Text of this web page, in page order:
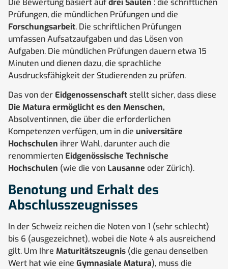
Die Bewertung basiert aufdrei Säulen : die schriftlichen
Prüfungen, die mündlichen Prüfungen und die
Forschungsarbeit. Die schriftlichen Prüfungen
umfassen Aufsatzaufgaben und das Lösen von
Aufgaben. Die mündlichen Prüfungen dauern etwa 15
Minuten und dienen dazu, die sprachliche
Ausdrucksfähigkeit der Studierenden zu prüfen.
Das von der Eidgenossenschaftstellt sicher, dass diese
Die Matura ermöglicht es den Menschen,
Absolventinnen, die über die erforderlichen
Kompetenzen verfügen, um in die universitäre
Hochschulen ihrer Wahl, darunter auch die
renommierten Eidgenössische Technische
Hochschulen (wie die von Lausanne oder Zürich).
Benotung und Erhalt des
Abschlusszeugnisses
In der Schweiz reichen die Noten von 1 (sehr schlecht)
bis 6 (ausgezeichnet), wobei die Note 4 als ausreichend
gilt. Um Ihre Maturitätszeugnis (die genau denselben
Wert hat wie eine Gymnasiale Matura), muss die